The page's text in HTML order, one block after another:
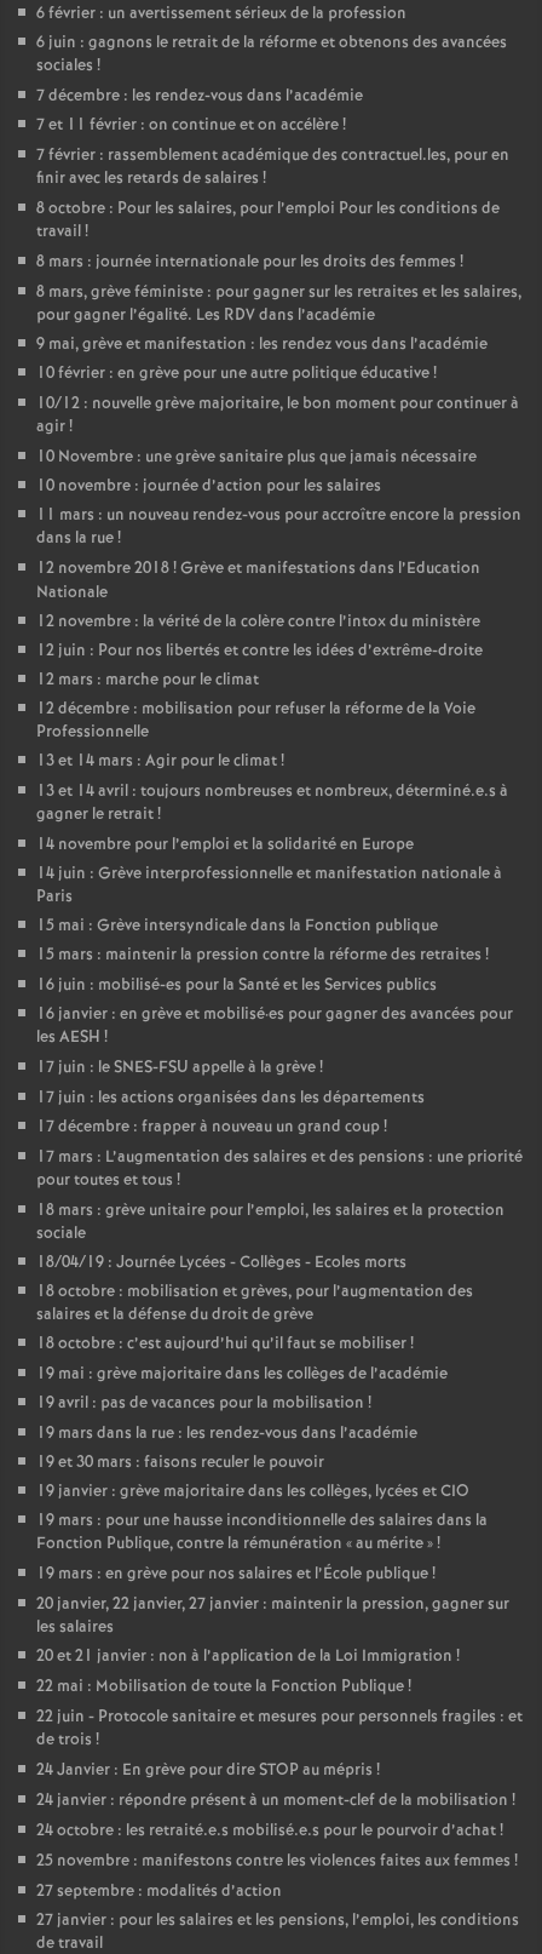
6 février : un avertissement sérieux de la profession
6 juin : gagnons le retrait de la réforme et obtenons des avancées
sociales !
7 décembre : les rendez-vous dans l’académie
7 et 11 février : on continue et on accélère!
7 février : rassemblement académique des contractuel.les, pour en
finir avec les retards de salaires !
8 octobre : Pour les salaires, pour l’emploi Pour les conditions de
travail!
8 mars : journée internationale pour les droits des femmes !
8 mars, grève féministe : pour gagner sur les retraites et les salaires,
pour gagner l’égalité. Les RDV dans l’académie
9 mai, grève et manifestation : les rendez vous dans l’académie
10 février : en grève pour une autre politique éducative!
10/12 : nouvelle grève majoritaire, le bon moment pour continuer à
agir!
10 Novembre : une grève sanitaire plus que jamais nécessaire
10 novembre : journée d’action pour les salaires
11 mars : un nouveau rendez-vous pour accroître encore la pression
dans la rue!
12 novembre 2018! Grève et manifestations dans l’Education
Nationale
12 novembre : la vérité de la colère contre l’intox du ministère
12 juin : Pour nos libertés et contre les idées d’extrême-droite
12 mars : marche pour le climat
12 décembre : mobilisation pour refuser la réforme de la Voie
Professionnelle
13 et 14 mars : Agir pour le climat!
13 et 14 avril : toujours nombreuses et nombreux, déterminé.e.s à
gagner le retrait!
14 novembre pour l’emploi et la solidarité en Europe
14 juin : Grève interprofessionnelle et manifestation nationale à
Paris
15 mai : Grève intersyndicale dans la Fonction publique
15 mars : maintenir la pression contre la réforme des retraites !
16 juin : mobilisé-es pour la Santé et les Services publics
16 janvier : en grève et mobilisé·es pour gagner des avancées pour
les AESH !
17 juin : le SNES-FSU appelle à la grève!
17 juin : les actions organisées dans les départements
17 décembre : frapper à nouveau un grand coup!
17 mars : L’augmentation des salaires et des pensions : une priorité
pour toutes et tous !
18 mars : grève unitaire pour l’emploi, les salaires et la protection
sociale
18/04/19 : Journée Lycées - Collèges - Ecoles morts
18 octobre : mobilisation et grèves, pour l’augmentation des
salaires et la défense du droit de grève
18 octobre : c’est aujourd’hui qu’il faut se mobiliser!
19 mai : grève majoritaire dans les collèges de l’académie
19 avril : pas de vacances pour la mobilisation !
19 mars dans la rue : les rendez-vous dans l’académie
19 et 30 mars : faisons reculer le pouvoir
19 janvier : grève majoritaire dans les collèges, lycées et CIO
19 mars : pour une hausse inconditionnelle des salaires dans la
Fonction Publique, contre la rémunération «au mérite»!
19 mars : en grève pour nos salaires et l’École publique!
20 janvier, 22 janvier, 27 janvier : maintenir la pression, gagner sur
les salaires
20 et 21 janvier : non à l’application de la Loi Immigration !
22 mai : Mobilisation de toute la Fonction Publique!
22 juin - Protocole sanitaire et mesures pour personnels fragiles : et
de trois !
24 Janvier : En grève pour dire STOP au mépris !
24 janvier : répondre présent à un moment-clef de la mobilisation !
24 octobre : les retraité.e.s mobilisé.e.s pour le pourvoir d’achat!
25 novembre : manifestons contre les violences faites aux femmes !
27 septembre : modalités d’action
27 janvier : pour les salaires et les pensions, l’emploi, les conditions
de travail